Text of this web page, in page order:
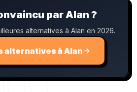
par Alan ?
alternatives à Alan en 2026.
alternatives à Alan